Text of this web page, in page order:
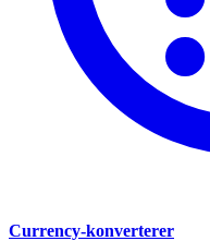
Currency-konverterer